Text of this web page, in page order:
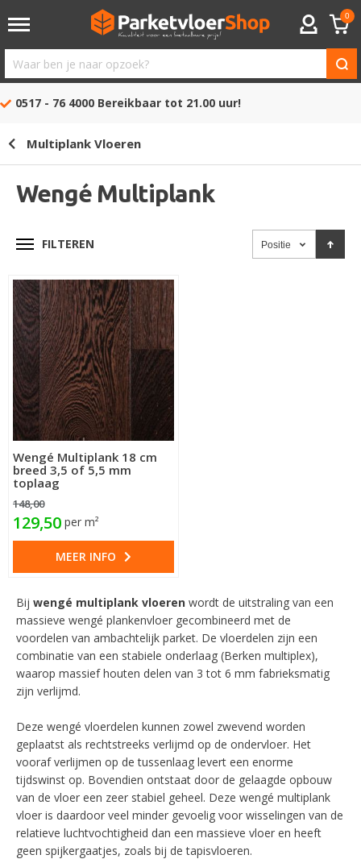
ACCOUNT
0
Waar
ben
opzoek?
0517 - 76 4000 Bereikbaar tot 21.00 uur!
Multiplank Vloeren
Wengé Multiplank
FILTEREN Positie
Wengé Multiplank 18 cm
breed 3,5 of 5,5 mm
toplaag
148,00
129,50 per m²
MEER INFO
Bij wengé multiplank vloeren wordt de uitstraling van een
massieve wengé plankenvloer gecombineerd met de
voordelen van ambachtelijk parket. De vloerdelen zijn een
combinatie van een stabiele onderlaag (Berken multiplex),
waarop massief houten delen van 3 tot 6 mm fabrieksmatig
zijn verlijmd.
Deze wengé vloerdelen kunnen zowel zwevend worden
geplaatst als rechtstreeks verlijmd op de ondervloer. Het
vooraf verlijmen op de tussenlaag levert een enorme
tijdswinst op. Bovendien ontstaat door de gelaagde opbouw
van de vloer een zeer stabiel geheel. Deze wengé multiplank
vloer is daardoor veel minder gevoelig voor wisselingen van de
relatieve luchtvochtigheid dan een massieve vloer en heeft
geen spijkergaatjes, zoals bij de tapisvloeren.